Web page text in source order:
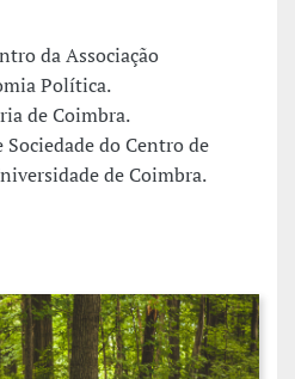
da Associação
Política.
de Coimbra.
do Centro de
de Coimbra.